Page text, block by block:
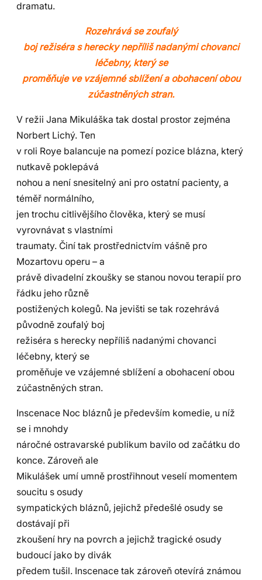
dramatu.
Rozehrává se zoufalý
boj režiséra s herecky nepříliš nadanými chovanci
léčebny, který se
proměňuje ve vzájemné sblížení a obohacení obou
zúčastněných stran.
V režii Jana Mikuláška tak dostal prostor zejména
Norbert Lichý. Ten
v roli Roye balancuje na pomezí pozice blázna, který
nutkavě poklepává
nohou a není snesitelný ani pro ostatní pacienty, a
téměř normálního,
jen trochu citlivějšího člověka, který se musí
vyrovnávat s vlastními
traumaty. Činí tak prostřednictvím vášně pro
Mozartovu operu – a
právě divadelní zkoušky se stanou novou terapií pro
řádku jeho různě
postižených kolegů. Na jevišti se tak rozehrává
původně zoufalý boj
režiséra s herecky nepříliš nadanými chovanci
léčebny, který se
proměňuje ve vzájemné sblížení a obohacení obou
zúčastněných stran.
Inscenace Noc bláznů je především komedie, u níž
se i mnohdy
náročné ostravarské publikum bavilo od začátku do
konce. Zároveň ale
Mikulášek umí umně prostřihnout veselí momentem
soucitu s osudy
sympatických bláznů, jejichž předešlé osudy se
dostávají při
zkoušení hry na povrch a jejichž tragické osudy
budoucí jako by divák
předem tušil. Inscenace tak zároveň otevírá známou